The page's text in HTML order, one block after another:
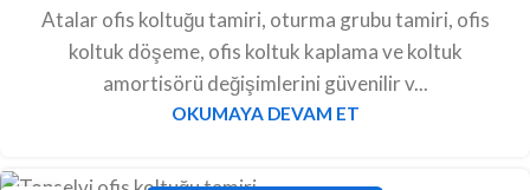
Atalar ofis koltuğu tamiri, oturma grubu tamiri, ofis
koltuk döşeme, ofis koltuk kaplama ve koltuk
amortisörü değişimlerini güvenilir v...
OKUMAYA DEVAM ET